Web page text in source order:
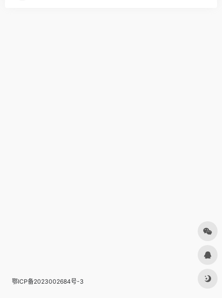
鄂ICP备2023002684号-3